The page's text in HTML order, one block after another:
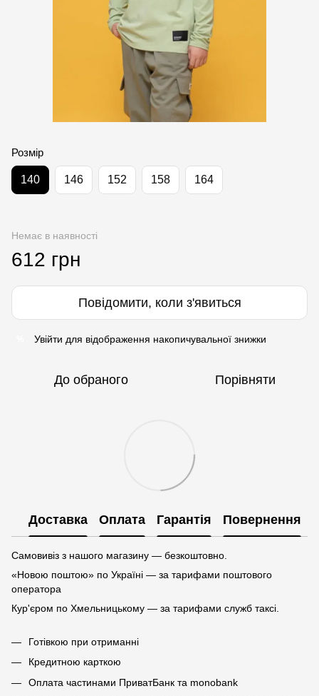
Розмір
140 146 152 158 164
Немає в наявності
612 грн
Повідомити, коли з'явиться
Увійти для відображення накопичувальної знижки
До обраного Порівняти
Доставка Оплата Гарантія Повернення
Самовивіз з нашого магазину — безкоштовно.
«Новою поштою» по Україні — за тарифами поштового
оператора
Кур'єром по Хмельницькому — за тарифами служб таксі.
Готівкою при отриманні
Кредитною карткою
Оплата частинами ПриватБанк та monobank